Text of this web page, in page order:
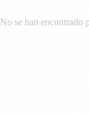
No se han encontrado